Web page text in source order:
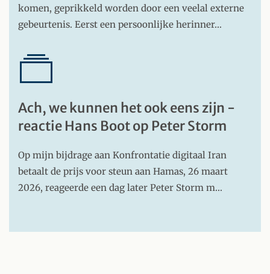
komen, geprikkeld worden door een veelal externe
gebeurtenis. Eerst een persoonlijke herinner…
Ach, we kunnen het ook eens zijn -
reactie Hans Boot op Peter Storm
Op mijn bijdrage aan Konfrontatie digitaal Iran
betaalt de prijs voor steun aan Hamas, 26 maart
2026, reageerde een dag later Peter Storm m…